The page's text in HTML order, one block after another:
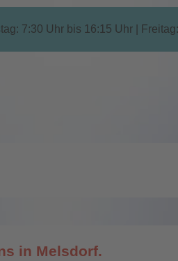
7:30 Uhr bis 16:15 Uhr |
in Melsdorf.